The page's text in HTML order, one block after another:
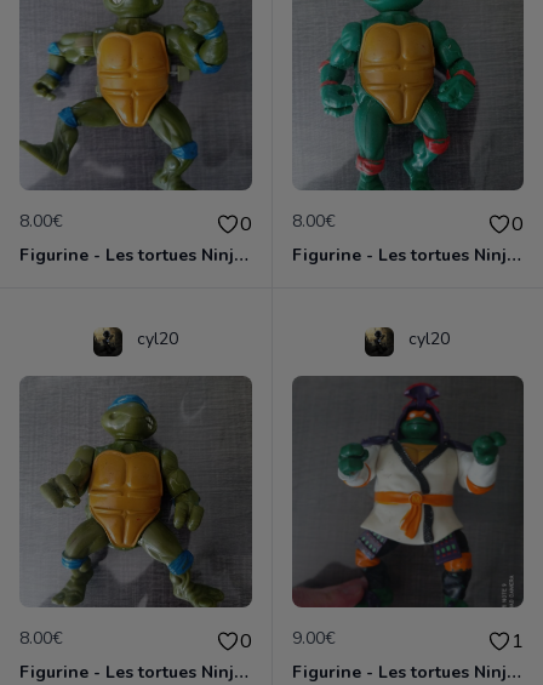
8.00€ 0
Figurine - Les tortues Ninja - Leonardo
8.00€ 0
Figurine - Les tortues Ninja - Michaelangelo
cyl20
8.00€ 0
Figurine - Les tortues Ninja - Leonardo
cyl20
9.00€ 1
Figurine - Les tortues Ninja - Michelangelo